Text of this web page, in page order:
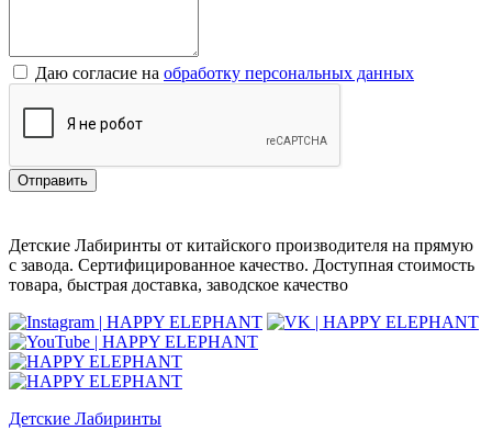
Даю согласие на обработку персональных данных
Отправить
Детские Лабиринты от китайского производителя на прямую
с завода. Сертифицированное качество. Доступная стоимость
товара, быстрая доставка, заводское качество
Детские Лабиринты